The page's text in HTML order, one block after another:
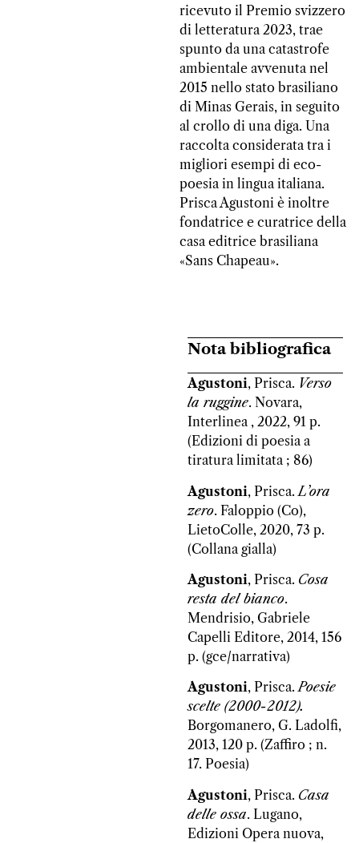
ricevuto il Premio svizzero
di letteratura 2023, trae
spunto da una catastrofe
ambientale avvenuta nel
2015 nello stato brasiliano
di Minas Gerais, in seguito
al crollo di una diga. Una
raccolta considerata tra i
migliori esempi di eco-
poesia in lingua italiana.
Prisca Agustoni è inoltre
fondatrice e curatrice della
casa editrice brasiliana
«Sans Chapeau».
Nota bibliografica
Agustoni, Prisca. Verso
la ruggine. Novara,
Interlinea , 2022, 91 p.
(Edizioni di poesia a
tiratura limitata ; 86)
Agustoni, Prisca. L’ora
zero. Faloppio (Co),
LietoColle, 2020, 73 p.
(Collana gialla)
Agustoni, Prisca. Cosa
resta del bianco.
Mendrisio, Gabriele
Capelli Editore, 2014, 156
p. (gce/narrativa)
Agustoni, Prisca.Poesie
scelte (2000-2012).
Borgomanero, G. Ladolfi,
2013, 120 p. (Zaffiro ; n.
17. Poesia)
Agustoni, Prisca. Casa
delle ossa. Lugano,
Edizioni Opera nuova,